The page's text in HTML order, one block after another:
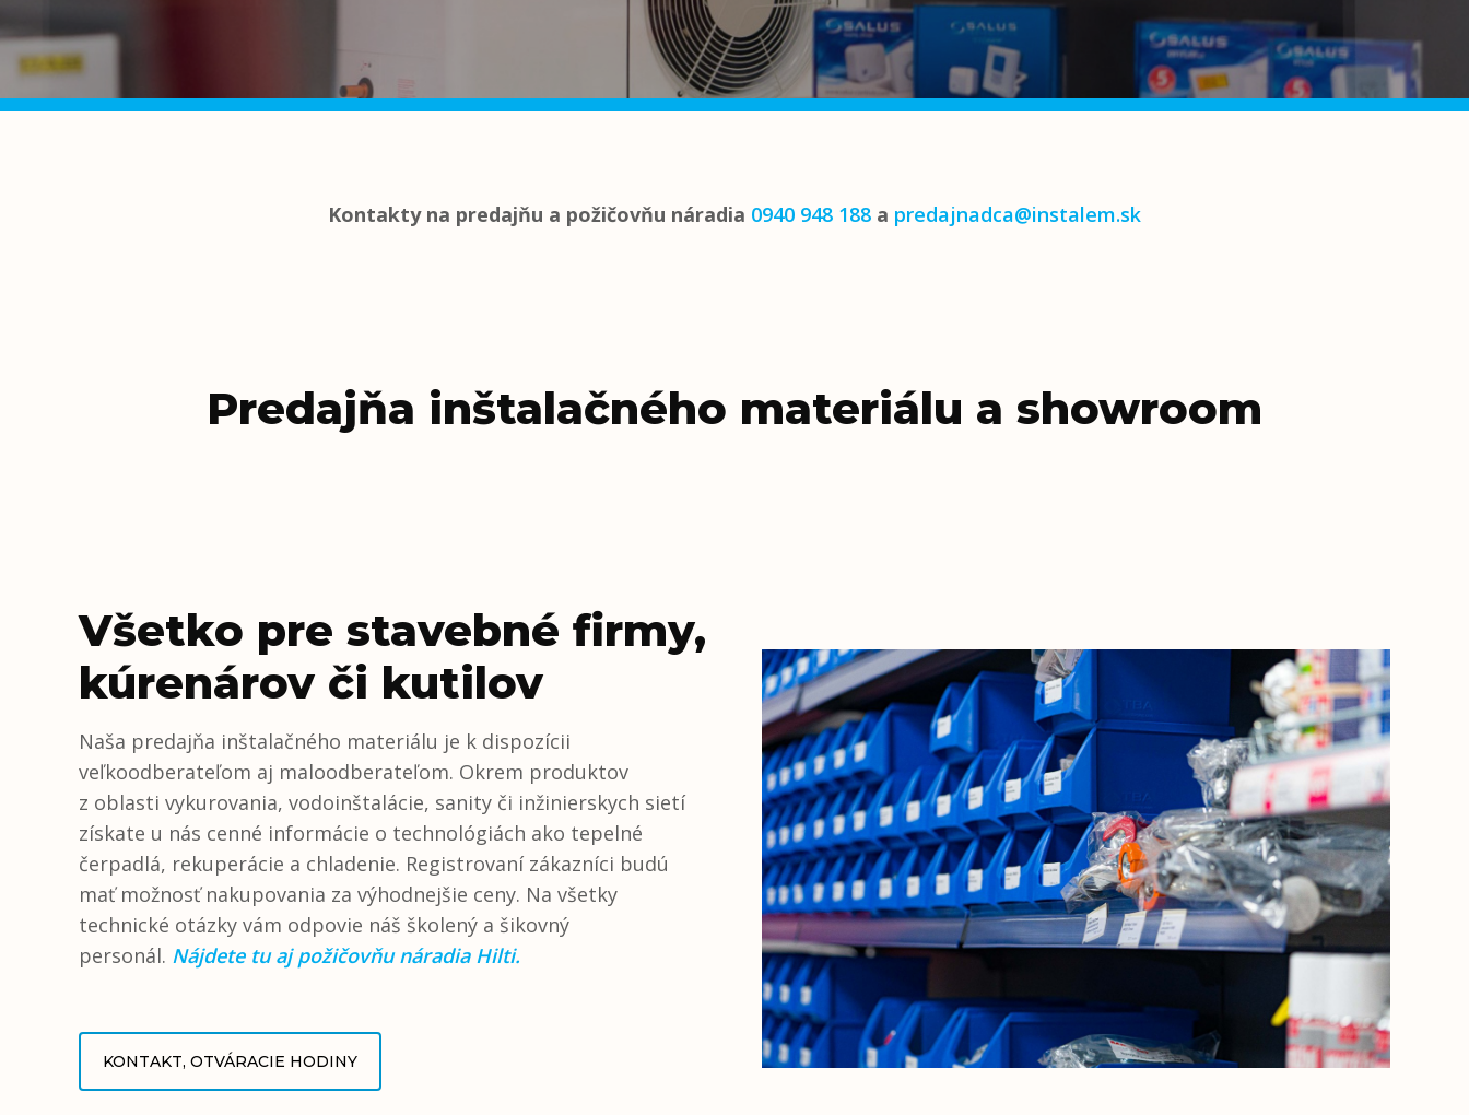
Kontakty na predajňu a požičovňu náradia 0940 948 188 a predajnadca@instalem.sk
Predajňa inštalačného materiálu a showroom
Všetko pre stavebné firmy,
kúrenárov či kutilov
Naša predajňa inštalačného materiálu je k dispozícii
veľkoodberateľom aj maloodberateľom. Okrem produktov
z oblasti vykurovania, vodoinštalácie, sanity či inžinierskych sietí
získate u nás cenné informácie o technológiách ako tepelné
čerpadlá, rekuperácie a chladenie. Registrovaní zákazníci budú
mať možnosť nakupovania za výhodnejšie ceny. Na všetky
technické otázky vám odpovie náš školený a šikovný
personál. Nájdete tu aj požičovňu náradia Hilti.
KONTAKT, OTVÁRACIE HODINY